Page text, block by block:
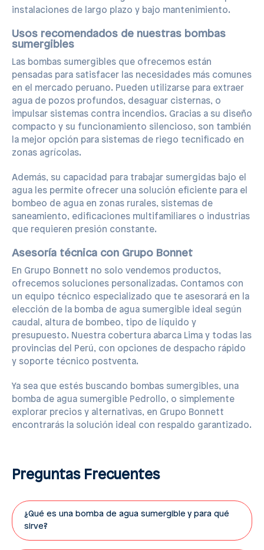
instalaciones de largo plazo y bajo mantenimiento.
Usos recomendados de nuestras bombas
sumergibles
Las bombas sumergibles que ofrecemos están
pensadas para satisfacer las necesidades más comunes
en el mercado peruano. Pueden utilizarse para extraer
agua de pozos profundos, desaguar cisternas, o
impulsar sistemas contra incendios. Gracias a su diseño
compacto y su funcionamiento silencioso, son también
la mejor opción para sistemas de riego tecnificado en
zonas agrícolas.
Además, su capacidad para trabajar sumergidas bajo el
agua les permite ofrecer una solución eficiente para el
bombeo de agua en zonas rurales, sistemas de
saneamiento, edificaciones multifamiliares o industrias
que requieren presión constante.
Asesoría técnica con Grupo Bonnet
En Grupo Bonnett no solo vendemos productos,
ofrecemos soluciones personalizadas. Contamos con
un equipo técnico especializado que te asesorará en la
elección de la bomba de agua sumergible ideal según
caudal, altura de bombeo, tipo de líquido y
presupuesto. Nuestra cobertura abarca Lima y todas las
provincias del Perú, con opciones de despacho rápido
y soporte técnico postventa.
Ya sea que estés buscando bombas sumergibles, una
bomba de agua sumergible Pedrollo, o simplemente
explorar precios y alternativas, en Grupo Bonnett
encontrarás la solución ideal con respaldo garantizado.
Preguntas Frecuentes
¿Qué es una bomba de agua sumergible y para qué
sirve?